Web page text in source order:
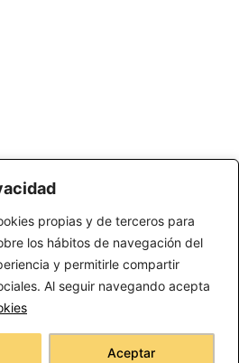
propias y de terceros para
los hábitos de navegación del
y permitirle compartir
Al seguir navegando acepta
Aceptar